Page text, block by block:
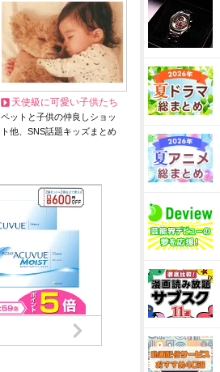
天使級に可愛い子供たち
ペットと子供の仲良しショッ
ト他、SNS話題キッズまとめ